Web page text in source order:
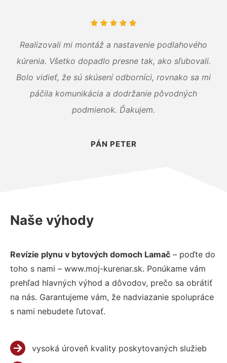
Realizovali mi montáž a nastavenie podlahového
kúrenia. Všetko dopadlo presne tak, ako sľubovali.
Bolo vidieť, že sú skúsení odborníci, rovnako sa mi
páčila komunikácia a dodržanie pôvodných
podmienok. Ďakujem.
PÁN PETER
Naše výhody
Revízie plynu v bytových domoch Lamač – poďte do
toho s nami – www.moj-kurenar.sk. Ponúkame vám
prehľad hlavných výhod a dôvodov, prečo sa obrátiť
na nás. Garantujeme vám, že nadviazanie spolupráce
s nami nebudete ľutovať.
vysoká úroveň kvality poskytovaných služieb